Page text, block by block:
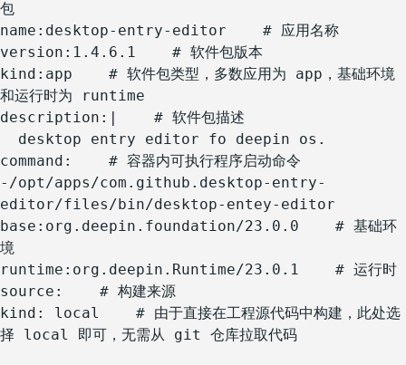
包
name:desktop-entry-editor    # 应用名称
version:1.4.6.1    # 软件包版本
kind:app    # 软件包类型，多数应用为 app，基础环境
和运行时为 runtime
description:|    # 软件包描述
command:    # 容器内可执行程序启动命令
-/opt/apps/com.github.desktop-entry-
editor/files/bin/desktop-entey-editor
base:org.deepin.foundation/23.0.0    # 基础环
境
runtime:org.deepin.Runtime/23.0.1    # 运行时
source:    # 构建来源
kind: local    # 由于直接在工程源代码中构建，此处选
择 local 即可，无需从 git 仓库拉取代码